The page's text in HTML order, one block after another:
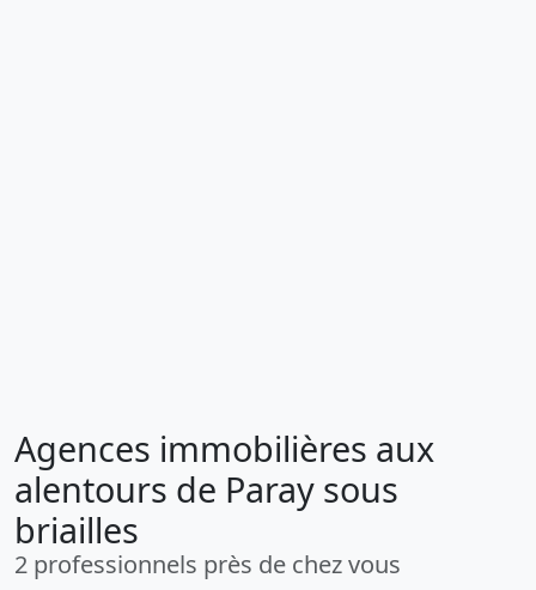
Agences immobilières aux
alentours de Paray sous
briailles
2 professionnels près de chez vous